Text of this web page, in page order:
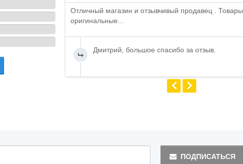
Отличный магазин и отзывчивый продавец . Товары
оригинальные...
Дмитрий, большое спасибо за отзыв.
ПОДПИСАТЬСЯ